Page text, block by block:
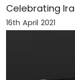
Celebrating
16th April 2021